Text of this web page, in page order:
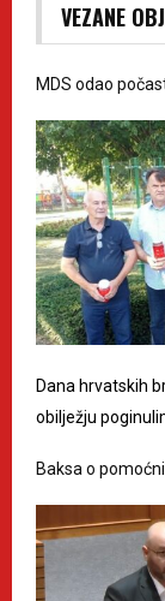
VEZANE
MDS odao
Dana hrvatskih
obilježju
Baksa o